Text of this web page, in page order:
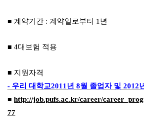
■ 계약기간 : 계약일로부터 1년
■ 4대보험 적용
■ 지원자격
- 우리 대학교2011년 8월 졸업자 및 2012
■ http://job.pufs.ac.kr/career/
77